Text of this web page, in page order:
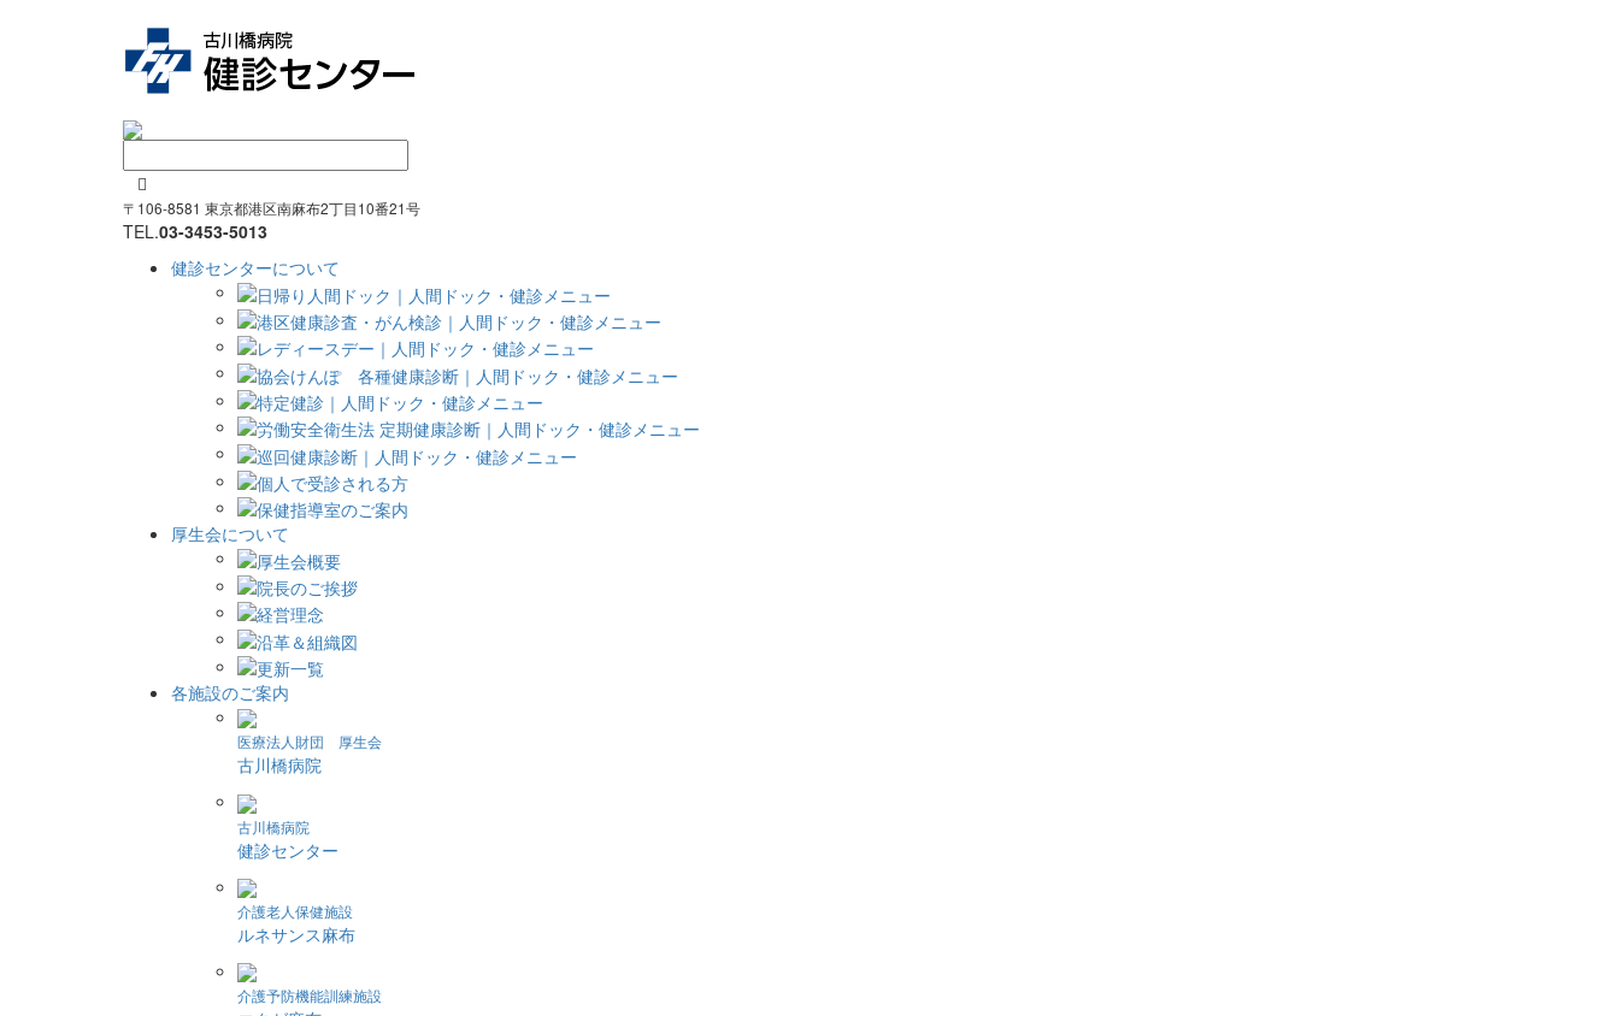

〒106-8581 東京都港区南麻布2丁目10番21号
TEL.03-3453-5013
健診センターについて
厚生会について
各施設のご案内
医療法人財団 厚生会
古川橋病院
古川橋病院
健診センター
介護老人保健施設
ルネサンス麻布
介護予防機能訓練施設